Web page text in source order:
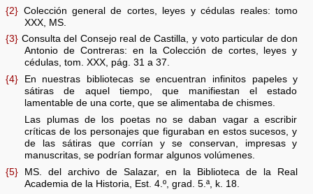
{2} Colección general de cortes, leyes y cédulas reales: tomo
XXX, MS.
{3} Consulta del Consejo real de Castilla, y voto particular de don
Antonio de Contreras: en la Colección de cortes, leyes y
cédulas, tom. XXX, pág. 31 a 37.
{4} En nuestras bibliotecas se encuentran infinitos papeles y
sátiras de aquel tiempo, que manifiestan el estado
lamentable de una corte, que se alimentaba de chismes.
Las plumas de los poetas no se daban vagar a escribir
críticas de los personajes que figuraban en estos sucesos, y
de las sátiras que corrían y se conservan, impresas y
manuscritas, se podrían formar algunos volúmenes.
{5} MS. del archivo de Salazar, en la Biblioteca de la Real
Academia de la Historia, Est. 4.º, grad. 5.ª, k. 18.